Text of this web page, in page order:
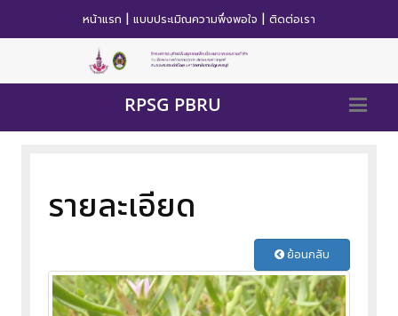
หน้าแรก | แบบประเมิณความพึ่งพอใจ | ติดต่อเรา
RPSG PBRU
รายละเอียด
ย้อนกลับ